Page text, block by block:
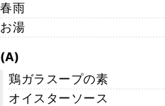
春雨
お湯
(A)
鶏ガラスープの素
オイスターソース